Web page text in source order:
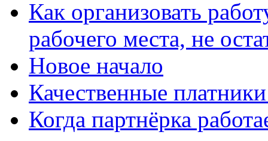
Как организовать
рабочего места, не
Новое начало
Качественные
Когда партнёрка